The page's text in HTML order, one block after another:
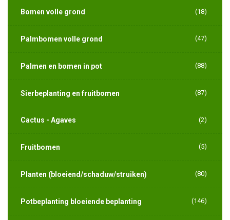
Bomen volle grond (18)
Palmbomen volle grond (47)
Palmen en bomen in pot (88)
Sierbeplanting en fruitbomen (87)
Cactus - Agaves (2)
Fruitbomen (5)
Planten (bloeiend/schaduw/struiken) (80)
Potbeplanting bloeiende beplanting (146)